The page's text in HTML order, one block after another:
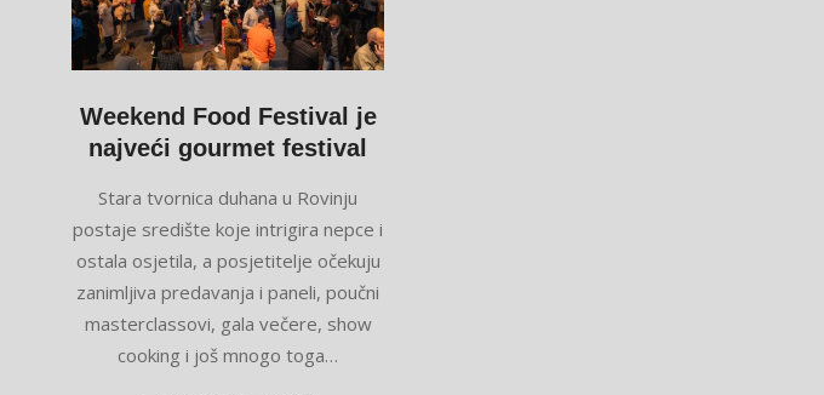
Weekend Food Festival je
najveći gourmet festival
14
Stara tvornica duhana u Rovinju
postaje središte koje intrigira nepce i
ostala osjetila, a posjetitelje očekuju
zanimljiva predavanja i paneli, poučni
masterclassovi, gala večere, show
cooking i još mnogo toga…